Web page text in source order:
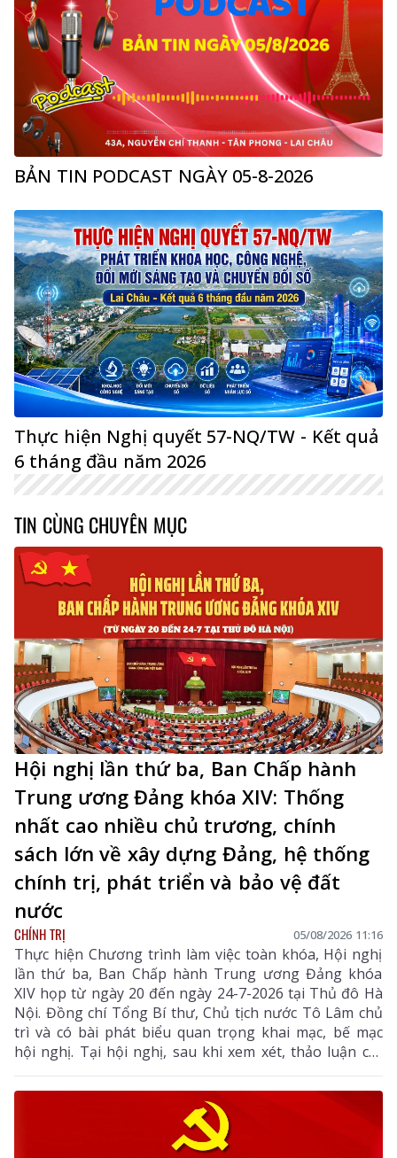
BẢN TIN PODCAST NGÀY 05-8-2026
Thực hiện Nghị quyết 57-NQ/TW - Kết quả
6 tháng đầu năm 2026
TIN CÙNG CHUYÊN MỤC
Hội nghị lần thứ ba, Ban Chấp hành
Trung ương Đảng khóa XIV: Thống
nhất cao nhiều chủ trương, chính
sách lớn về xây dựng Đảng, hệ thống
chính trị, phát triển và bảo vệ đất
nước
CHÍNH TRỊ 05/08/2026 11:16
Thực hiện Chương trình làm việc toàn khóa, Hội nghị
lần thứ ba, Ban Chấp hành Trung ương Đảng khóa
XIV họp từ ngày 20 đến ngày 24-7-2026 tại Thủ đô Hà
Nội. Đồng chí Tổng Bí thư, Chủ tịch nước Tô Lâm chủ
trì và có bài phát biểu quan trọng khai mạc, bế mạc
hội nghị. Tại hội nghị, sau khi xem xét, thảo luận các
tờ trình, báo cáo của Bộ Chính trị, Ban Chấp hành
Trung ương đã thống nhất cao nhiều chủ trương,
chính sách lớn về xây dựng Đảng, hệ thống chính trị,
phát triển và bảo vệ đất nước.